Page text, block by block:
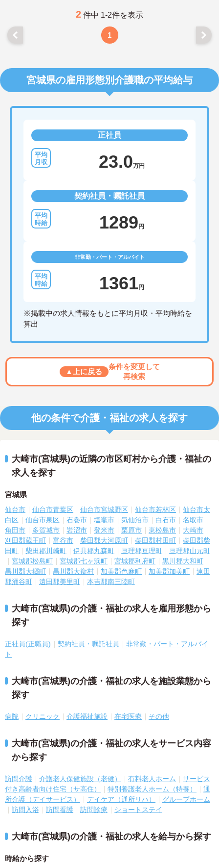
2 件中 1-2件を表示
1
宮城県の雇用形態別介護職の平均給与
正社員
23.0万円
契約社員・嘱託社員
1289 円
非常勤・パート・アルバイト
1361 円
※掲載中の求人情報をもとに平均月収・平均時給を
算出
▲上に戻る
条件を変更して
再検索
他の条件で介護・福祉の求人を探す
大崎市(宮城県)の近隣の市区町村から介護・福祉の
求人を探す
宮城県
仙台市 仙台市青葉区 仙台市宮城野区 仙台市若林区
仙台市太
白区
仙台市泉区 石巻市 塩竈市 気仙沼市 白石市
名取市
角田市
多賀城市 岩沼市 登米市 栗原市 東松島市
大崎市
刈田郡蔵王町
富谷市 柴田郡大河原町 柴田郡村田町
柴田郡柴
田町
柴田郡川崎町 伊具郡丸森町 亘理郡亘理町
亘理郡山元町
宮城郡松島町
宮城郡七ヶ浜町 宮城郡利府町
黒川郡大和町
黒川郡大郷町
黒川郡大衡村 加美郡色麻町 加美郡加美町
遠田
郡涌谷町
遠田郡美里町 本吉郡南三陸町
大崎市(宮城県)の介護・福祉の求人を雇用形態から
探す
正社員(正職員) 契約社員・嘱託社員
非常勤・パート・アルバイ
ト
大崎市(宮城県)の介護・福祉の求人を施設業態から
探す
病院 クリニック 介護福祉施設 在宅医療 その他
大崎市(宮城県)の介護・福祉の求人をサービス内容
から探す
訪問介護 介護老人保健施設（老健） 有料老人ホーム
サービス
付き高齢者向け住宅（サ高住）
特別養護老人ホーム（特養）
通
所介護（デイサービス）
デイケア（通所リハ）
グループホーム
訪問入浴
訪問看護 訪問診療 ショートステイ
大崎市(宮城県)の介護・福祉の求人を給与から探す
時給から探す